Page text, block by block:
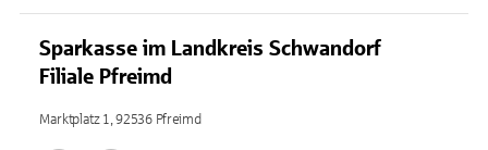
Sparkasse im Landkreis Schwandorf
Filiale Pfreimd
Marktplatz 1, 92536 Pfreimd